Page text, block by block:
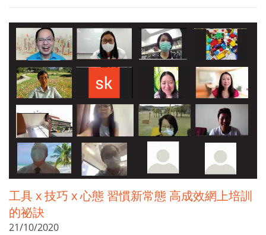
工具 x 技巧 x 心態 習慣新常態 高成效網上培訓
的祕訣
21/10/2020